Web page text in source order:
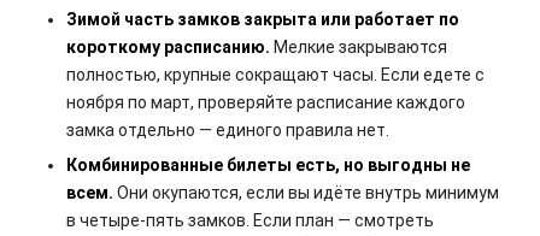
Зимой часть замков закрыта или работает по
короткому расписанию. Мелкие закрываются
полностью, крупные сокращают часы. Если едете с
ноября по март, проверяйте расписание каждого
замка отдельно — единого правила нет.
Комбинированные билеты есть, но выгодны не
всем. Они окупаются, если вы идёте внутрь минимум
в четыре-пять замков. Если план — смотреть